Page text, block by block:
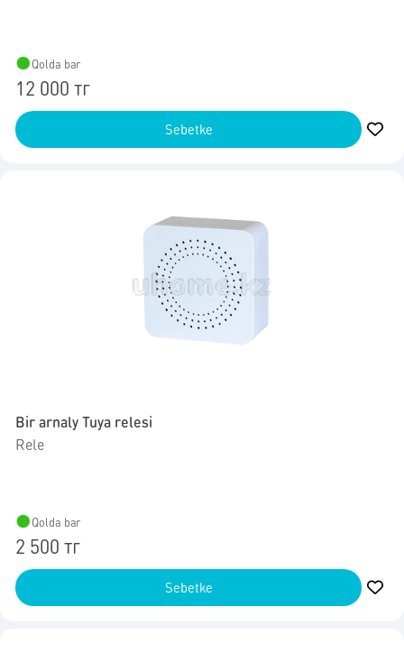
Qolda bar
12 000 тг
Sebetke
Bir arnaly Tuya relesi
Rele
Qolda bar
2 500 тг
Sebetke